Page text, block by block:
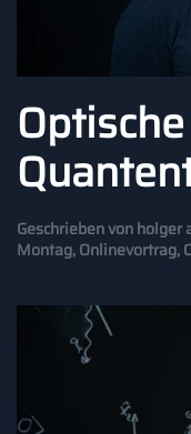
Optische
Geschrieben vonholger
Montag,Onlinevortrag,